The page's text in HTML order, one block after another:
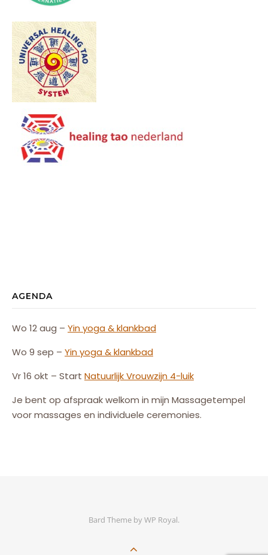
AGENDA
Wo 12 aug – Yin yoga & klankbad
Wo 9 sep – Yin yoga & klankbad
Vr 16 okt – Start NatuurlijkVrouwzijn 4-luik
Je bent op afspraak welkom in mijn Massagetempel
voor massages en individuele ceremonies.
Bard Theme byWP Royal.